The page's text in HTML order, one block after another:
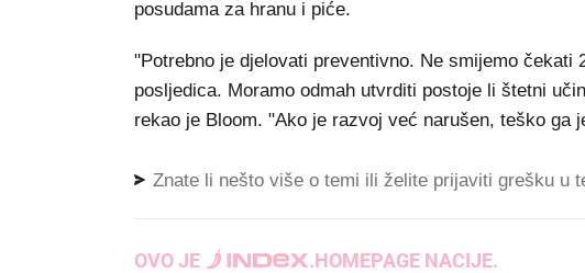
posudama za hranu i piće.
"Potrebno je djelovati preventivno. Ne smijemo čekati
posljedica. Moramo odmah utvrditi postoje li štetni
rekao je Bloom. "Ako je razvoj već narušen, teško ga
Znate li nešto više o temi ili želite prijaviti grešku u
OVO JE .HOMEPAGE NACIJE.